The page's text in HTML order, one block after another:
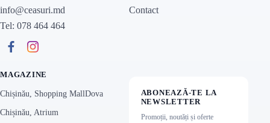
info@ceasuri.md
Tel: 078 464 464
Contact
MAGAZINE
Chișinău, Shopping MallDova
Chișinău, Atrium
ABONEAZĂ-TE LA
NEWSLETTER
Promoții, noutăți și oferte